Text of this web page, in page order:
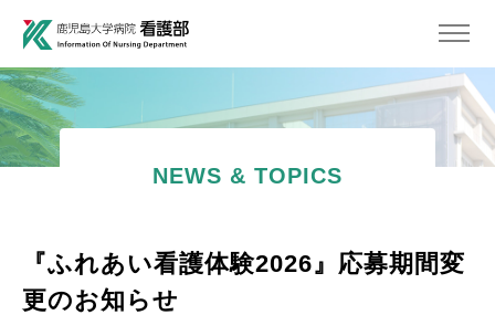
NEWS & TOPICS
『ふれあい看護体験2026』応募期間変
更のお知らせ